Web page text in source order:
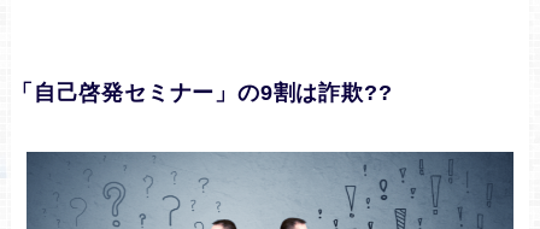
「自己啓発セミナー」の9割は詐欺??